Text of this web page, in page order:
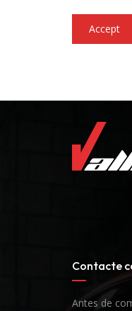
Accept
Contacte
Antes de